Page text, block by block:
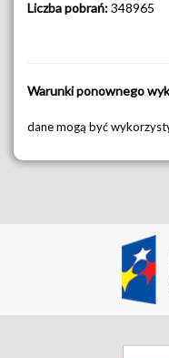
Liczba pobrań:348965
Warunki ponownego
dane mogą być
Zobacz zasób